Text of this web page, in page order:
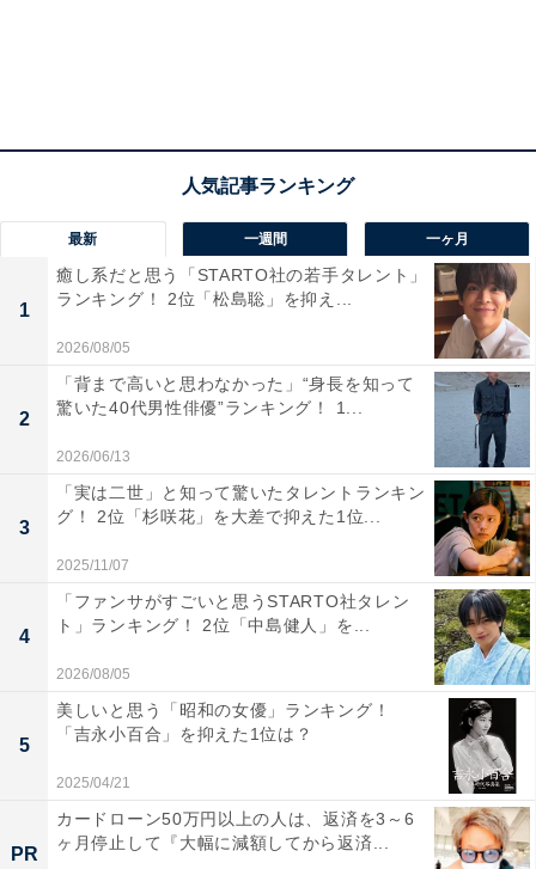
A post shared by 有吉弘行 (@ariyoshihiroiki)
1位は、有吉弘行さんでした。有吉さんは、1974年5月生
まれ、広島県出身。1994年に地元の同級生・森脇和成さ
んと「猿岩石」を結成し、『進め！電波少年』（日本テ
レビ系）での長期企画「ユーラシア大陸横断ヒッチハイ
ク」が大きな話題を呼び、社会現象にまで発展しまし
その後、解散を経て2007年の『アメトーーク！』（テレ
ビ朝日系）出演を機に再ブレーク。鋭い毒舌と共演者へ
のあだ名付けで注目を集めました。現在は、『有吉ゼ
ミ』（日本テレビ系）、『有吉の壁』（同）、『マツコ
＆有吉 かりそめ天国』（テレビ朝日系）など多数の冠番
組で司会を務めるなど、バラエティ番組に引っ張りだこ
次ページ 8位までのランキング結果を見る
最新 一週間 一ヶ月
1
癒し系だと思う「STARTO社の若手タレント」
ランキング！ 2位「松島聡」を抑え...
2026/08/05
2
「背まで高いと思わなかった」“身長を知って
驚いた40代男性俳優”ランキング！ 1...
2026/06/13
3
「実は二世」と知って驚いたタレントランキン
グ！ 2位「杉咲花」を大差で抑えた1位...
2025/11/07
4
「ファンサがすごいと思うSTARTO社タレン
ト」ランキング！ 2位「中島健人」を...
2026/08/05
5
美しいと思う「昭和の女優」ランキング！
「吉永小百合」を抑えた1位は？
2025/04/21
PR
カードローン50万円以上の人は、返済を3～6
ヶ月停止して『大幅に減額してから返済...